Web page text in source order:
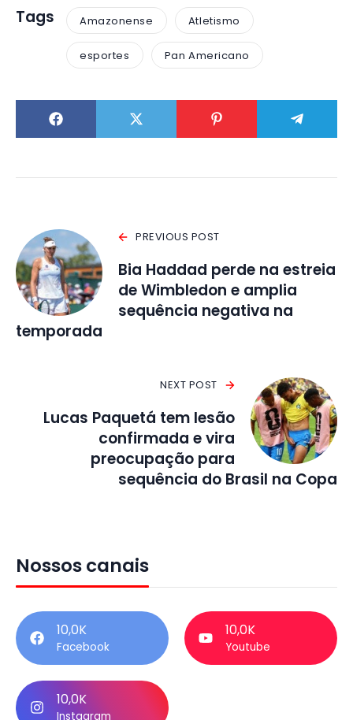
Tags Amazonense Atletismo
esportes Pan Americano
PREVIOUS POST
Bia Haddad perde na estreia
de Wimbledon e amplia
sequência negativa na
temporada
NEXT POST
Lucas Paquetá tem lesão
confirmada e vira
preocupação para
sequência do Brasil na Copa
Nossos canais
10,0K
Facebook
10,0K
Youtube
10,0K
Instagram